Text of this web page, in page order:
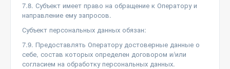
7.8. Субъект имеет право на обращение к Оператору и
направление ему запросов.
Субъект персональных данных обязан:
7.9. Предоставлять Оператору достоверные данные о
себе, состав которых определен договором и/или
согласием на обработку персональных данных.